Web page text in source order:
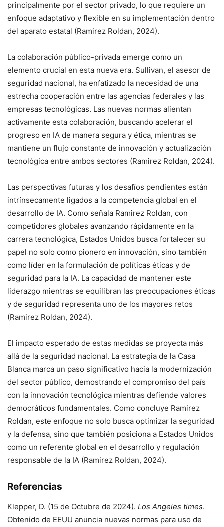
principalmente por el sector privado, lo que requiere un
enfoque adaptativo y flexible en su implementación dentro
del aparato estatal (Ramirez Roldan, 2024).
La colaboración público-privada emerge como un
elemento crucial en esta nueva era. Sullivan, el asesor de
seguridad nacional, ha enfatizado la necesidad de una
estrecha cooperación entre las agencias federales y las
empresas tecnológicas. Las nuevas normas alientan
activamente esta colaboración, buscando acelerar el
progreso en IA de manera segura y ética, mientras se
mantiene un flujo constante de innovación y actualización
tecnológica entre ambos sectores (Ramirez Roldan, 2024).
Las perspectivas futuras y los desafíos pendientes están
intrínsecamente ligados a la competencia global en el
desarrollo de IA. Como señala Ramirez Roldan, con
competidores globales avanzando rápidamente en la
carrera tecnológica, Estados Unidos busca fortalecer su
papel no solo como pionero en innovación, sino también
como líder en la formulación de políticas éticas y de
seguridad para la IA. La capacidad de mantener este
liderazgo mientras se equilibran las preocupaciones éticas
y de seguridad representa uno de los mayores retos
(Ramirez Roldan, 2024).
El impacto esperado de estas medidas se proyecta más
allá de la seguridad nacional. La estrategia de la Casa
Blanca marca un paso significativo hacia la modernización
del sector público, demostrando el compromiso del país
con la innovación tecnológica mientras defiende valores
democráticos fundamentales. Como concluye Ramirez
Roldan, este enfoque no solo busca optimizar la seguridad
y la defensa, sino que también posiciona a Estados Unidos
como un referente global en el desarrollo y regulación
responsable de la IA (Ramirez Roldan, 2024).
Referencias
Klepper, D. (15 de Octubre de 2024). Los Angeles times.
Obtenido de EEUU anuncia nuevas normas para uso de